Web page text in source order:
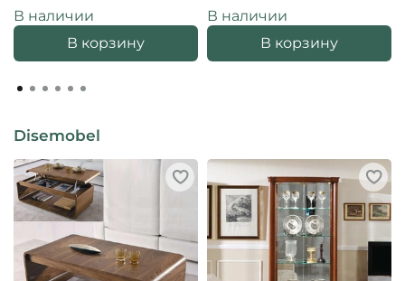
В наличии
В корзину
В наличии
В корзину
Disemobel